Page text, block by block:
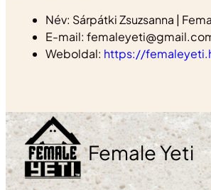
Név: Sárpátki Zsuzsanna |
E-mail:
Weboldal: https://
Female Yeti